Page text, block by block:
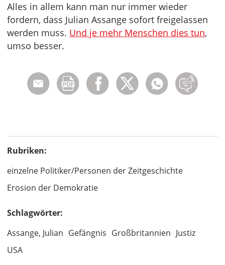
Alles in allem kann man nur immer wieder
fordern, dass Julian Assange sofort freigelassen
werden muss. Und je mehr Menschen dies tun,
umso besser.
Rubriken:
einzelne Politiker/Personen der Zeitgeschichte
Erosion der Demokratie
Schlagwörter:
Assange, Julian Gefängnis Großbritannien Justiz
USA